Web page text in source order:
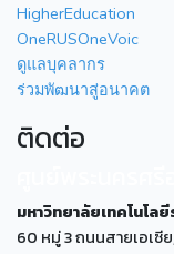
HigherEducation
OneRUSOneVoic
ดูแลบุคลากร
ร่วมพัฒนาสู่อนาคต
ติดต่อ
มหาวิทยาลัยเทคโนโ
60 หมู่ 3 ถนนสายเอเซี